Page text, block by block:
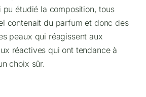
pu étudié la composition, tous
contenait du parfum et donc des
peaux qui réagissent aux
réactives qui ont tendance à
choix sûr.